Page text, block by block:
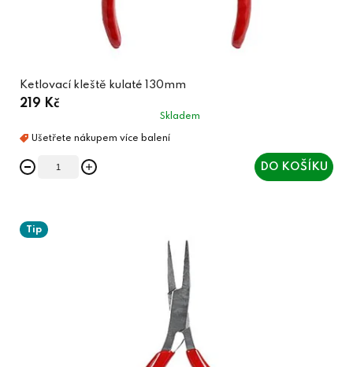
Ketlovací kleště kulaté 130mm
219 Kč
Skladem
DO KOŠÍKU
Tip